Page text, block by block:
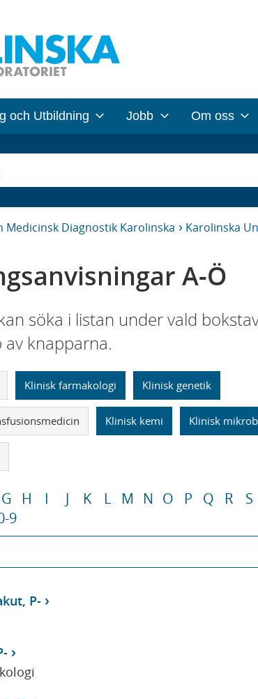
och Utbildning Jobb Om oss
Medicinsk Diagnostik Karolinska Karolinska
A-Ö
söka i listan under vald
knapparna.
Klinisk farmakologi Klinisk genetik
Klinisk kemi Klinisk
G H I J K L M N O P Q R S
9
P-